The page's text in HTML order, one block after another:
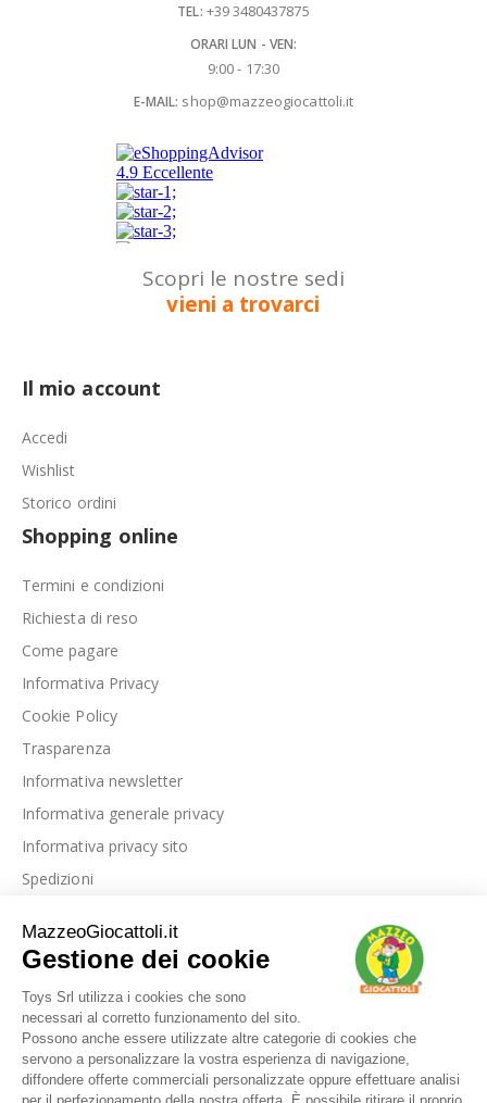
TEL: +39 3480437875
ORARI LUN - VEN:
9:00 - 17:30
E-MAIL: shop@mazzeogiocattoli.it
Scopri le nostre sedi
vieni a trovarci
Il mio account
Accedi
Wishlist
Storico ordini
Shopping online
Termini e condizioni
Richiesta di reso
Come pagare
Informativa Privacy
Cookie Policy
Trasparenza
Informativa newsletter
Informativa generale privacy
Informativa privacy sito
Spedizioni
La nostra azienda
Le nostre recensioni
Blog
Dove siamo
Contattaci